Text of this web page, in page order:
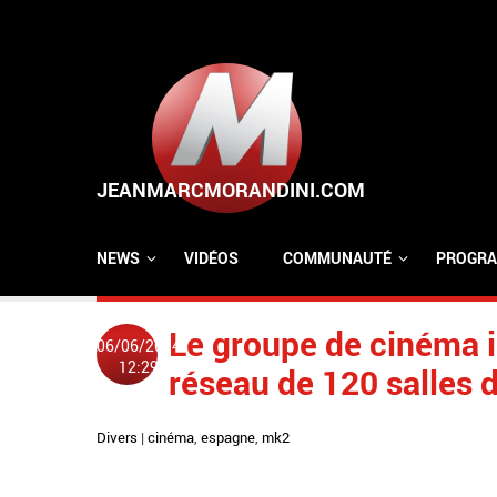
NEWS VIDÉOS COMMUNAUTÉ
06/06/2014
12:29
Le groupe de
réseau de 120 salles
Divers | cinéma, espagne, mk2